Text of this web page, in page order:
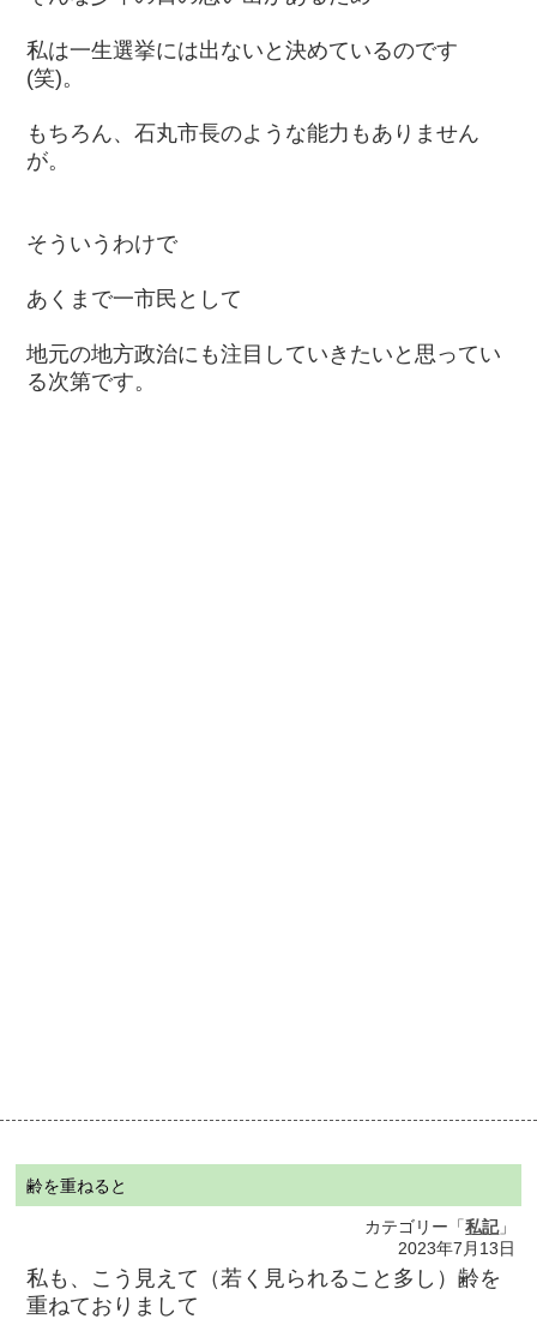
私は一生選挙には出ないと決めているのです
(笑)。
もちろん、石丸市長のような能力もありません
が。
そういうわけで
あくまで一市民として
地元の地方政治にも注目していきたいと思ってい
る次第です。
齢を重ねると
カテゴリー「私記」
2023年7月13日
私も、こう見えて（若く見られること多し）齢を
重ねておりまして